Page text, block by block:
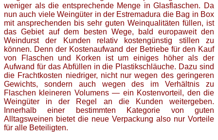
weniger als die entsprechende Menge in Glasflaschen. Da
nun auch viele Weingüter in der Estremadura die Bag in Box
mit ansprechenden bis sehr guten Weinqualitäten füllen, ist
das Gebiet auf dem besten Wege, bald europaweit den
Weindurst der Kunden relativ kostengünstig stillen zu
können. Denn der Kostenaufwand der Betriebe für den Kauf
von Flaschen und Korken ist um einiges höher als der
Aufwand für das Abfüllen in die Plastikschläuche. Dazu sind
die Frachtkosten niedriger, nicht nur wegen des geringeren
Gewichts, sondern auch wegen des im Verhältnis zu
Flaschen kleineren Volumens — ein Kostenvorteil, den die
Weingüter in der Regel an die Kunden weitergeben.
Innerhalb einer bestimmten Kategorie von guten
Alltagsweinen bietet die neue Verpackung also nur Vorteile
für alle Beteiligten.